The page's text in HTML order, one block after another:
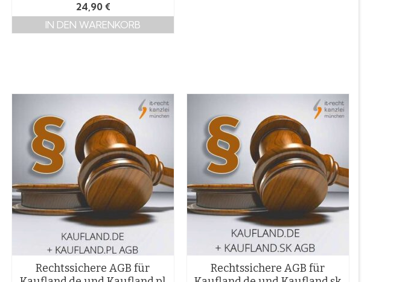
24,90 €
IN DEN WARENKORB
Rechtssichere AGB für
Rechtssichere AGB für